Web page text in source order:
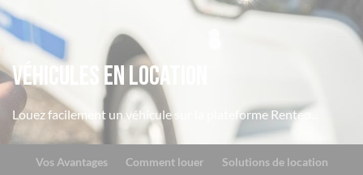
Véhicules en location
Louez facilement un véhicule sur la plateforme Renteo...
Vos Avantages Comment louer Solutions de location